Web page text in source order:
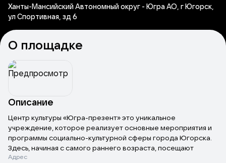
Ханты-Мансийский Автономный округ - Югра АО, г Югорск,
ул Спортивная, зд 6
О площадке
Описание
Центр культуры «Югра-презент» это уникальное
учреждение, которое реализует основные мероприятия и
программы социально-культурной сферы города Югорска.
Здесь, начиная с самого раннего возраста, посещают
студии раннего развития дети. Проводят свое свободное
Адрес